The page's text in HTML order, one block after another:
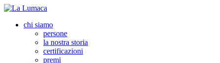
chi siamo
persone
la nostra storia
certificazioni
premi